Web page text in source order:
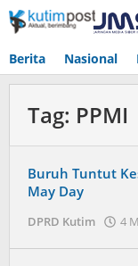
Lewati
ke
Berita Nasional
Tag: PPMI
Buruh Tuntut
May Day
DPRD Kutim 4